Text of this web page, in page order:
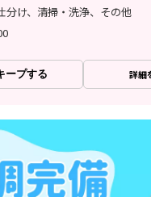
分け、清掃・洗浄、その他
ープする 詳細